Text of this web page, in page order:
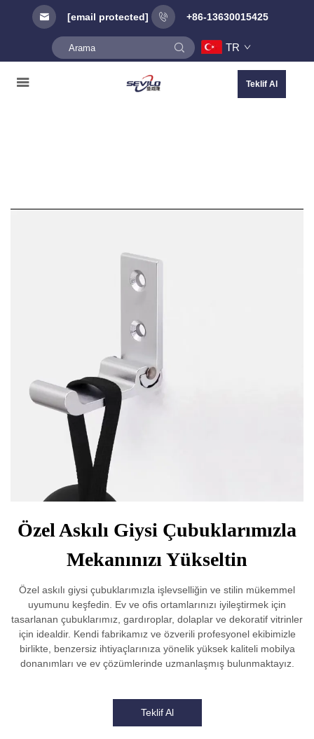
[email protected] +86-13630015425
TR
Teklif Al
Özel Askılı Giysi Çubuklarımızla
Mekanınızı Yükseltin
Özel askılı giysi çubuklarımızla işlevselliğin ve stilin mükemmel
uyumunu keşfedin. Ev ve ofis ortamlarınızı iyileştirmek için
tasarlanan çubuklarımız, gardıroplar, dolaplar ve dekoratif vitrinler
için idealdir. Kendi fabrikamız ve özverili profesyonel ekibimizle
birlikte, benzersiz ihtiyaçlarınıza yönelik yüksek kaliteli mobilya
donanımları ve ev çözümlerinde uzmanlaşmış bulunmaktayız.
Teklif Al